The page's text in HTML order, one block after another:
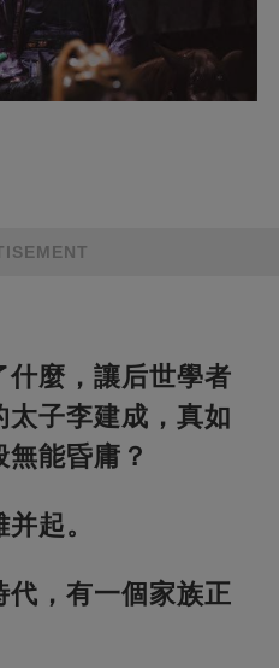
什麼，讓后世學者
太子李建成，真如
能昏庸？
起。
，有一個家族正